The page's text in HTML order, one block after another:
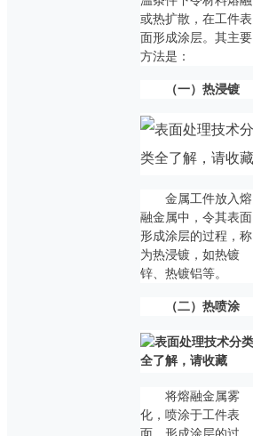
或热扩散，在工件表
面形成涂层。其主要
方法是：
（一）热浸镀
金属工件放入熔
融金属中，令其表面
形成涂层的过程，称
为热浸镀，如热镀
锌、热镀铝等。
（二）热喷涂
将熔融金属雾
化，喷涂于工件表